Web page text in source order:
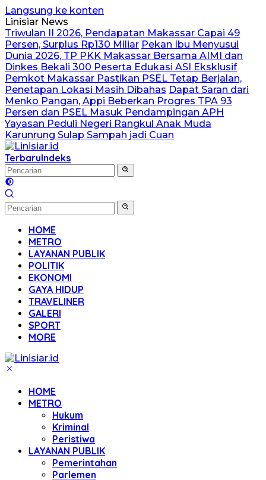
Langsung ke konten
Linisiar News
Triwulan II 2026, Pendapatan Makassar Capai 49
Persen, Surplus Rp130 Miliar Pekan Ibu Menyusui
Dunia 2026, TP PKK Makassar Bersama AIMI dan
Dinkes Bekali 300 Peserta Edukasi ASI Eksklusif
Pemkot Makassar Pastikan PSEL Tetap Berjalan,
Penetapan Lokasi Masih Dibahas Dapat Saran dari
Menko Pangan, Appi Beberkan Progres TPA 93
Persen dan PSEL Masuk Pendampingan APH
Yayasan Peduli Negeri Rangkul Anak Muda
Karunrung Sulap Sampah jadi Cuan
TerbaruIndeks
HOME
METRO
LAYANAN PUBLIK
POLITIK
EKONOMI
GAYA HIDUP
TRAVELINER
GALERI
SPORT
MORE
HOME
METRO
Hukum
Kriminal
Peristiwa
LAYANAN PUBLIK
Pemerintahan
Parlemen